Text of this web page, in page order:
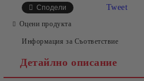
Сподели Tweet
Оцени продукта
Информация за Съответствие
Детайлно описание